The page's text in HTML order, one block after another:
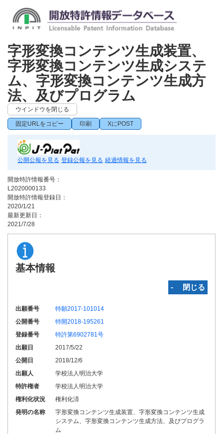
字形変換コンテンツ生成装置、
字形変換コンテンツ生成システ
ム、字形変換コンテンツ生成方
法、及びプログラム
ウインドウを閉じる
固定URLをコピー 印刷 XにPOST
公開公報を見る 登録公報を見る 経過情報を見る
開放特許情報番号：
L2020000133
開放特許情報登録日：
2020/1/21
最新更新日：
2021/7/28
基本情報
‐ 閉じる
出願番号
特願2017-101014
公開番号
特開2018-195261
登録番号
特許第6902781号
出願日
2017/5/22
公開日
2018/12/6
出願人
学校法人明治大学
特許権者
学校法人明治大学
権利化状況
権利化済
発明の名称
字形変換コンテンツ生成装置、字形変換コンテンツ生成
システム、字形変換コンテンツ生成方法、及びプログラ
ム